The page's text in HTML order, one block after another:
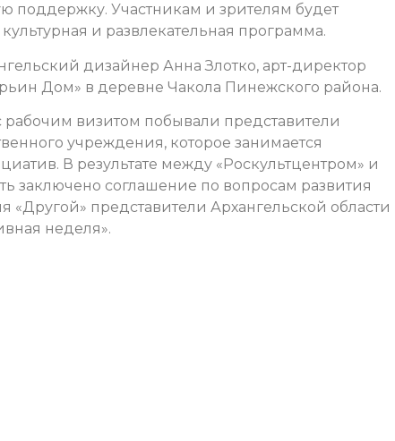
поддержку. Участникам и зрителям будет
и развлекательная программа.
дизайнер Анна Злотко, арт-директор
Дом» в деревне Чакола Пинежского района.
визитом побывали представители
учреждения, которое занимается
В результате между «Роскультцентром» и
заключено соглашение по вопросам развития
«Другой» представители Архангельской области
неделя».